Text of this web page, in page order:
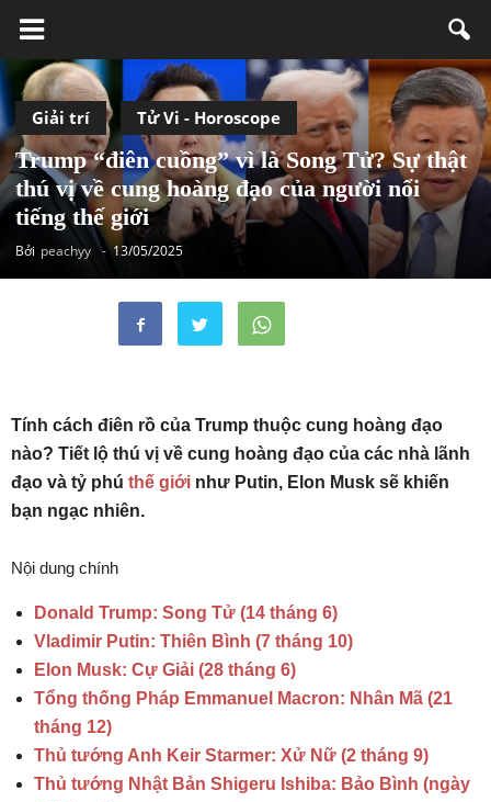
Giải trí Tử Vi - Horoscope
Trump “điên cuồng” vì là Song Tử? Sự thật
thú vị về cung hoàng đạo của người nổi
tiếng thế giới
Bởi peachyy - 13/05/2025
Tính cách điên rồ của Trump thuộc cung hoàng đạo
nào? Tiết lộ thú vị về cung hoàng đạo của các nhà lãnh
đạo và tỷ phú thế giới như Putin, Elon Musk sẽ khiến
bạn ngạc nhiên.
Nội dung chính
Donald Trump: Song Tử (14 tháng 6)
Vladimir Putin: Thiên Bình (7 tháng 10)
Elon Musk: Cự Giải (28 tháng 6)
Tổng thống Pháp Emmanuel Macron: Nhân Mã (21
tháng 12)
Thủ tướng Anh Keir Starmer: Xử Nữ (2 tháng 9)
Thủ tướng Nhật Bản Shigeru Ishiba: Bảo Bình (ngày